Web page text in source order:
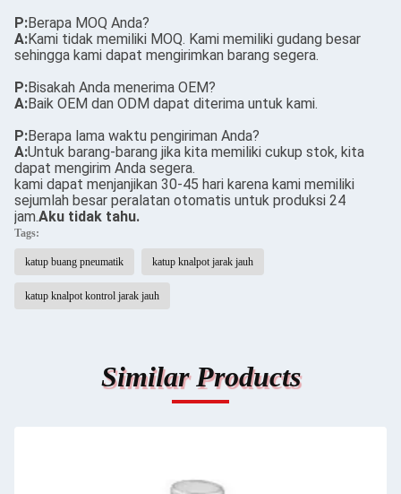
P:Berapa MOQ Anda?
A:Kami tidak memiliki MOQ. Kami memiliki gudang besar
sehingga kami dapat mengirimkan barang segera.
P:Bisakah Anda menerima OEM?
A:Baik OEM dan ODM dapat diterima untuk kami.
P:Berapa lama waktu pengiriman Anda?
A:Untuk barang-barang jika kita memiliki cukup stok, kita
dapat mengirim Anda segera.
kami dapat menjanjikan 30-45 hari karena kami memiliki
sejumlah besar peralatan otomatis untuk produksi 24
jam.Aku tidak tahu.
Tags:
katup buang pneumatik katup knalpot jarak jauh
katup knalpot kontrol jarak jauh
Similar Products